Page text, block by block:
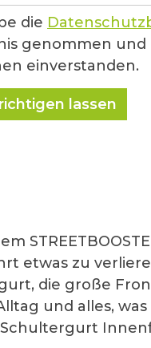
die
genommen und
einverstanden.
lassen
etwas zu
die große
und alles, was
Schultergurt